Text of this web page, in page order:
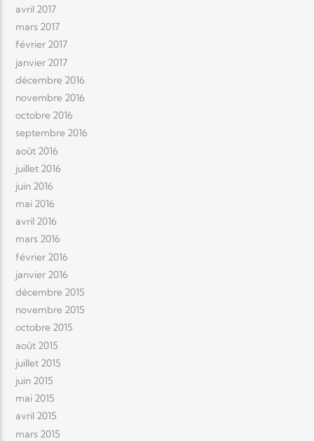
avril 2017
mars 2017
février 2017
janvier 2017
décembre 2016
novembre 2016
octobre 2016
septembre 2016
août 2016
juillet 2016
juin 2016
mai 2016
avril 2016
mars 2016
février 2016
janvier 2016
décembre 2015
novembre 2015
octobre 2015
août 2015
juillet 2015
juin 2015
mai 2015
avril 2015
mars 2015